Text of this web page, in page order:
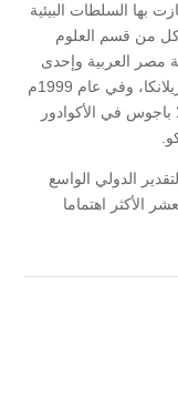
جان جينيك، وفي عام 1995م فازت بها السلطات البيئية
مناصفة كل من قسم العلوم
مصر العربية وإحدى
الجمعيات الأهلية المعنية بحماية الغابات في سريلانكا، وفي عام 1999م
في الأكوادور
الدولي الواسع
الأكثر اهتماما